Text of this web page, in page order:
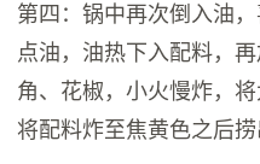
第四：锅中再次倒入油
点油，油热下入配料，
角、花椒，小火慢炸，
将配料炸至焦黄色之后